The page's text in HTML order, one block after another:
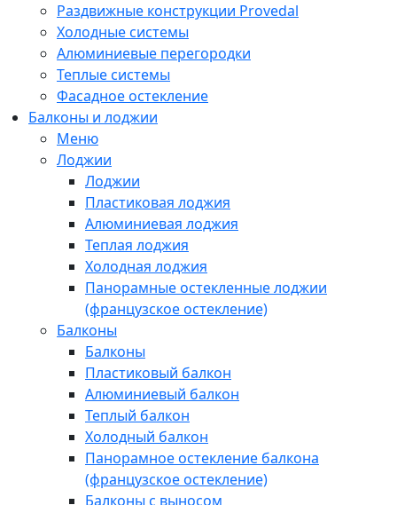
Раздвижные конструкции Provedal
Холодные системы
Алюминиевые перегородки
Теплые системы
Фасадное остекление
Балконы и лоджии
Меню
Лоджии
Лоджии
Пластиковая лоджия
Алюминиевая лоджия
Теплая лоджия
Холодная лоджия
Панорамные остекленные лоджии
(французское остекление)
Балконы
Балконы
Пластиковый балкон
Алюминиевый балкон
Теплый балкон
Холодный балкон
Панорамное остекление балкона
(французское остекление)
Балконы с выносом